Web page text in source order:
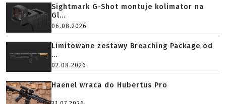
Sightmark G-Shot montuje kolimator na
Gl...
06.08.2026
Limitowane zestawy Breaching Package od
...
02.08.2026
Haenel wraca do Hubertus Pro